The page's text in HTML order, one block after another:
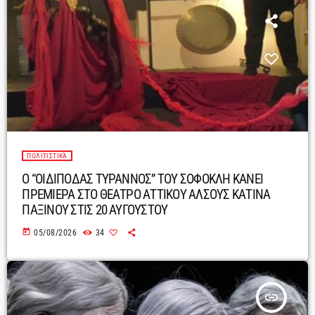
ΠΟΛΙΤΙΣΤΙΚΆ
Ο “ΟΙΔΙΠΟΔΑΣ ΤΥΡΑΝΝΟΣ” ΤΟΥ ΣΟΦΟΚΛΗ ΚΑΝΕΙ
ΠΡΕΜΙΕΡΑ ΣΤΟ ΘΕΑΤΡΟ ΑΤΤΙΚΟΥ ΑΛΣΟΥΣ ΚΑΤΙΝΑ
ΠΑΞΙΝΟΥ ΣΤΙΣ 20 ΑΥΓΟΥΣΤΟΥ
today 05/08/2026 34
insert_link